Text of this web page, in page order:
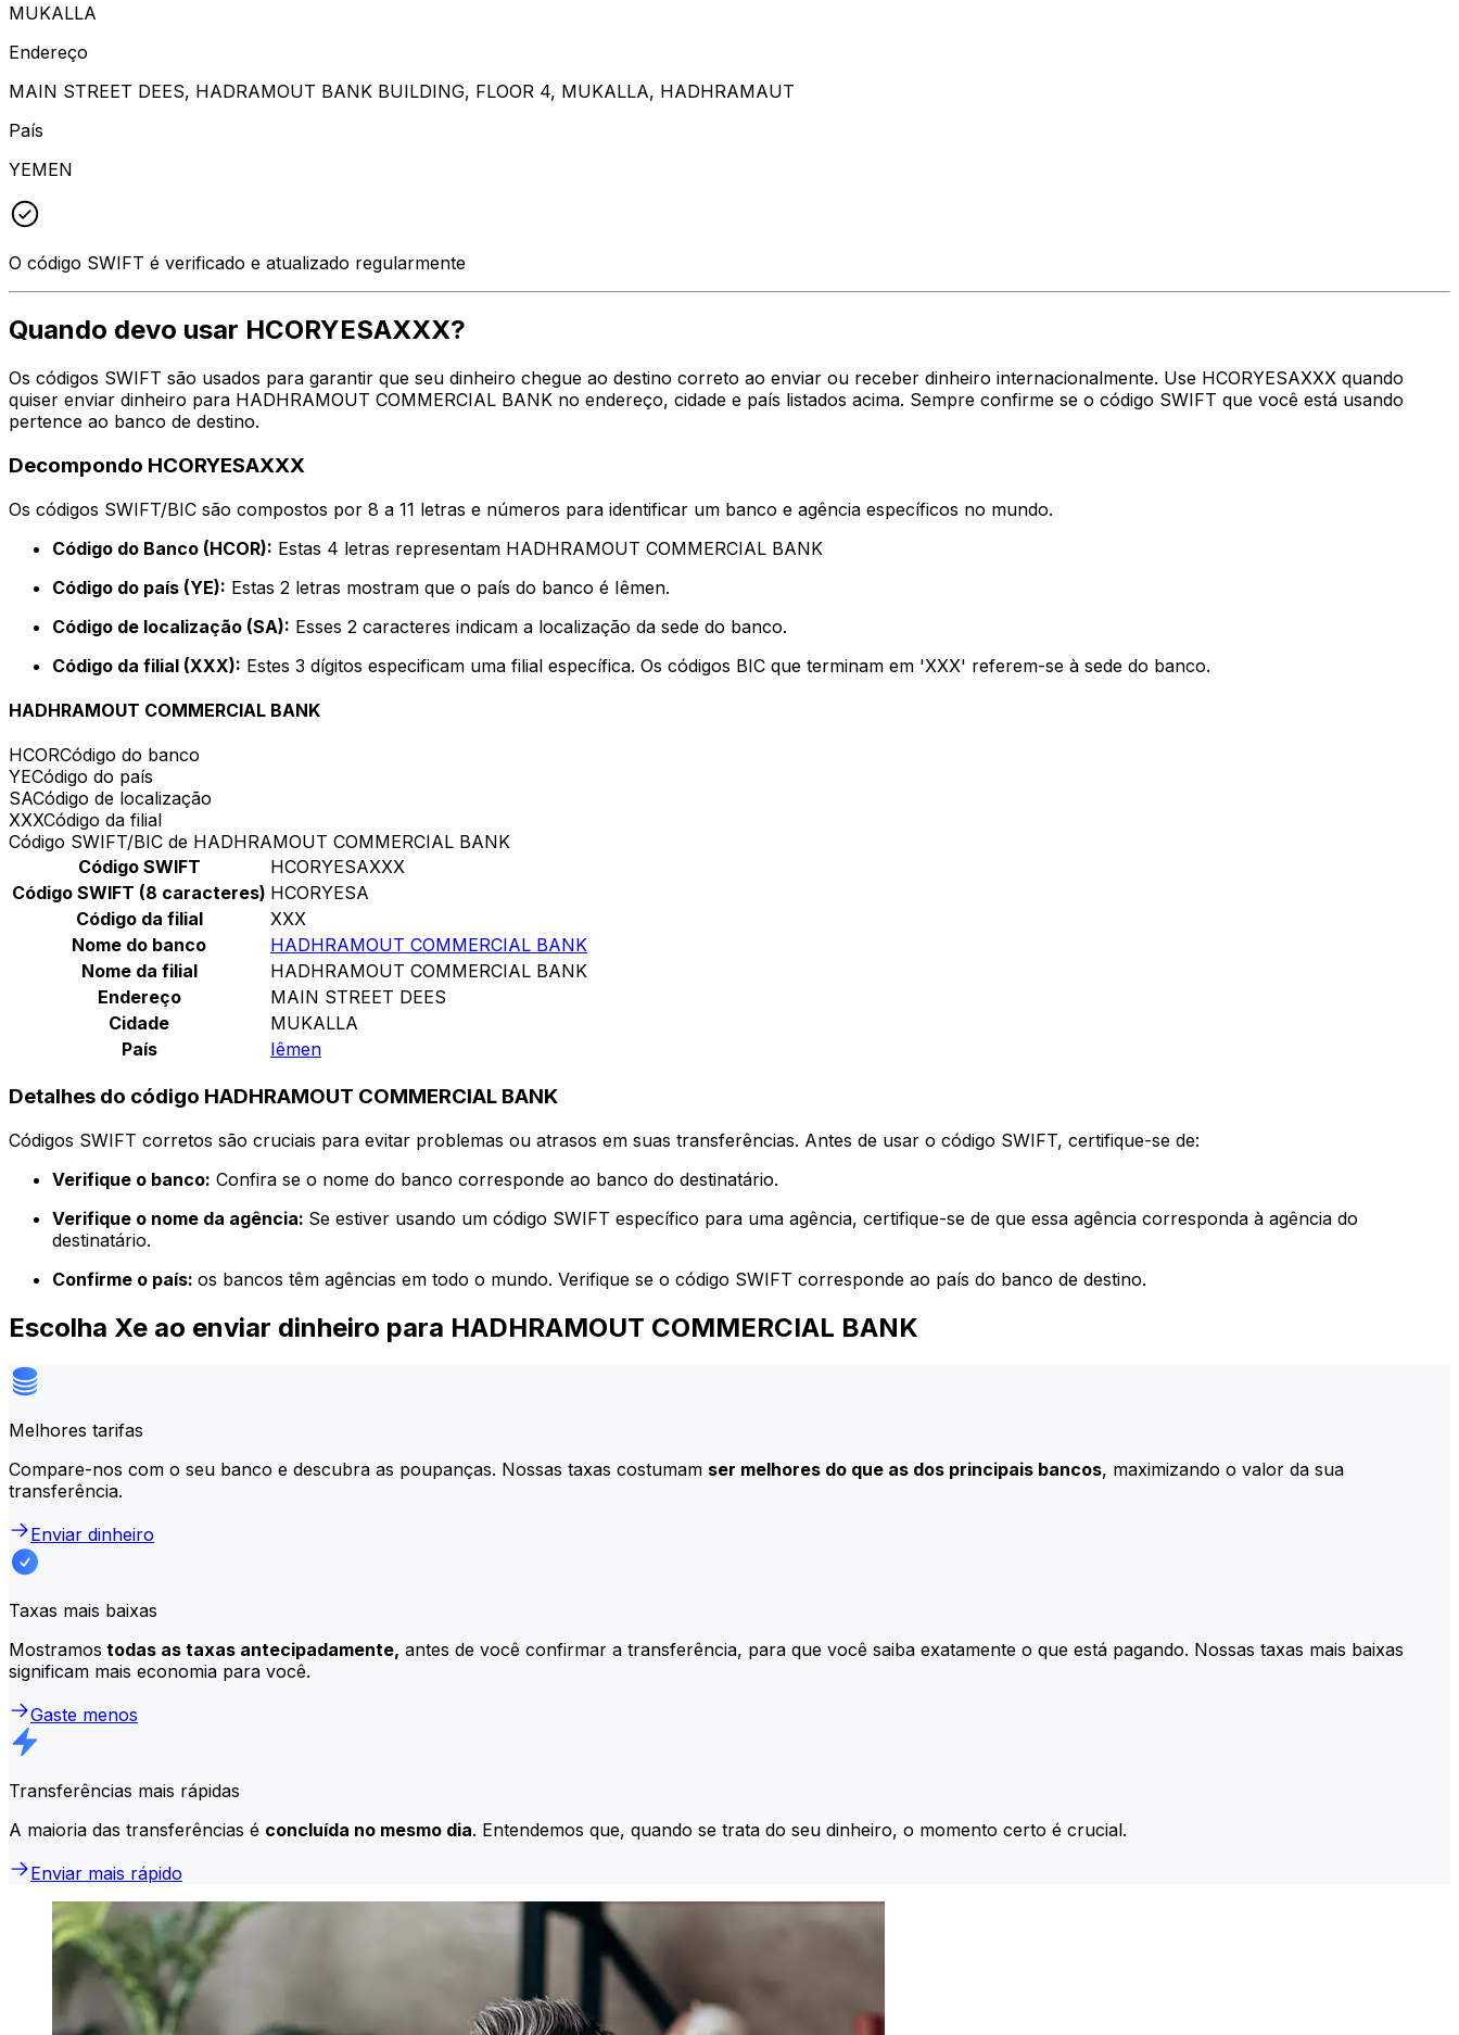
MUKALLA
Endereço
MAIN STREET DEES, HADRAMOUT BANK BUILDING, FLOOR 4, MUKALLA, HADHRAMAUT
País
YEMEN
O código SWIFT é verificado e atualizado regularmente
Quando devo usar HCORYESAXXX?
Os códigos SWIFT são usados para garantir que seu dinheiro chegue ao destino correto ao enviar ou receber dinheiro internacionalmente. Use HCORYESAXXX quando
quiser enviar dinheiro para HADHRAMOUT COMMERCIAL BANK no endereço, cidade e país listados acima. Sempre confirme se o código SWIFT que você está usando
pertence ao banco de destino.
Decompondo HCORYESAXXX
Os códigos SWIFT/BIC são compostos por 8 a 11 letras e números para identificar um banco e agência específicos no mundo.
Código do Banco (HCOR): Estas 4 letras representam HADHRAMOUT COMMERCIAL BANK
Código do país (YE): Estas 2 letras mostram que o país do banco é Iêmen.
Código de localização (SA): Esses 2 caracteres indicam a localização da sede do banco.
Código da filial (XXX): Estes 3 dígitos especificam uma filial específica. Os códigos BIC que terminam em 'XXX' referem-se à sede do banco.
HADHRAMOUT COMMERCIAL BANK
HCORCódigo do banco
YECódigo do país
SACódigo de localização
XXXCódigo da filial
Código SWIFT/BIC de HADHRAMOUT COMMERCIAL BANK
Código SWIFT
HCORYESAXXX
Código SWIFT (8 caracteres) HCORYESA
Código da filial
XXX
Nome do banco
HADHRAMOUT COMMERCIAL BANK
Nome da filial
HADHRAMOUT COMMERCIAL BANK
Endereço
MAIN STREET DEES
Cidade
MUKALLA
País
Iêmen
Detalhes do código HADHRAMOUT COMMERCIAL BANK
Códigos SWIFT corretos são cruciais para evitar problemas ou atrasos em suas transferências. Antes de usar o código SWIFT, certifique-se de:
Verifique o banco: Confira se o nome do banco corresponde ao banco do destinatário.
Verifique o nome da agência: Se estiver usando um código SWIFT específico para uma agência, certifique-se de que essa agência corresponda à agência do
destinatário.
Confirme o país: os bancos têm agências em todo o mundo. Verifique se o código SWIFT corresponde ao país do banco de destino.
Escolha Xe ao enviar dinheiro para HADHRAMOUT COMMERCIAL BANK
Melhores tarifas
Compare-nos com o seu banco e descubra as poupanças. Nossas taxas costumam ser melhores do que as dos principais bancos, maximizando o valor da sua
transferência.
Enviar dinheiro
Taxas mais baixas
Mostramos todas as taxas antecipadamente, antes de você confirmar a transferência, para que você saiba exatamente o que está pagando. Nossas taxas mais baixas
significam mais economia para você.
Gaste menos
Transferências mais rápidas
A maioria das transferências é concluída no mesmo dia. Entendemos que, quando se trata do seu dinheiro, o momento certo é crucial.
Enviar mais rápido